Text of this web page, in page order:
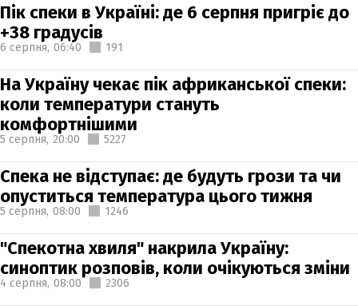
Пік спеки в Україні: де 6 серпня пригріє до
+38 градусів
6 серпня, 06:40 191
На Україну чекає пік африканської спеки:
коли температури стануть
комфортнішими
5 серпня, 20:00 5227
Спека не відступає: де будуть грози та чи
опуститься температура цього тижня
5 серпня, 08:00 1246
"Спекотна хвиля" накрила Україну:
синоптик розповів, коли очікуються зміни
4 серпня, 08:00 2306